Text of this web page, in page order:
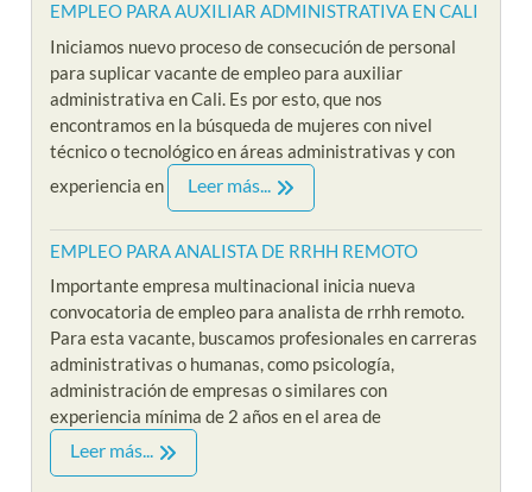
EMPLEO PARA AUXILIAR ADMINISTRATIVA EN CALI
Iniciamos nuevo proceso de consecución de personal
para suplicar vacante de empleo para auxiliar
administrativa en Cali. Es por esto, que nos
encontramos en la búsqueda de mujeres con nivel
técnico o tecnológico en áreas administrativas y con
experiencia en
Leer más...
EMPLEO PARA ANALISTA DE RRHH REMOTO
Importante empresa multinacional inicia nueva
convocatoria de empleo para analista de rrhh remoto.
Para esta vacante, buscamos profesionales en carreras
administrativas o humanas, como psicología,
administración de empresas o similares con
experiencia mínima de 2 años en el area de
Leer más...